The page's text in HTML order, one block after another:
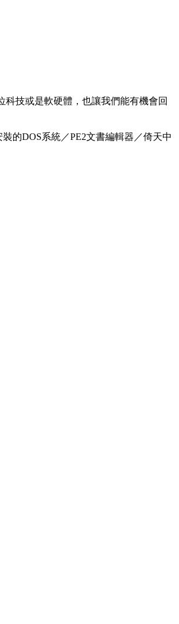
科技或是軟硬體，也讓我們能有機會回
的DOS系統／PE2文書編輯器／倚天中